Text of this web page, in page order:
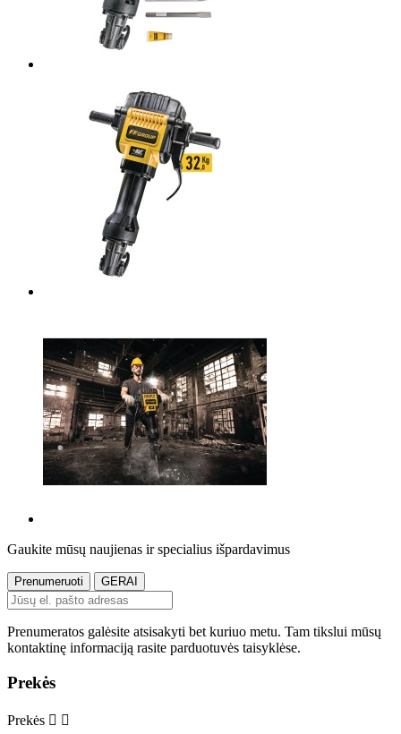
Gaukite mūsų naujienas ir specialius išpardavimus
Prenumeratos galėsite atsisakyti bet kuriuo metu. Tam tikslui mūsų
kontaktinę informaciją rasite parduotuvės taisyklėse.
Prekės
Prekės  